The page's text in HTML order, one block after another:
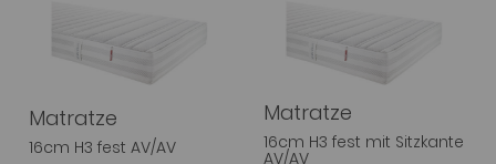
Matratze
16cm H3 fest AV/AV
Matratze
16cm H3 fest mit Sitzkante
AV/AV